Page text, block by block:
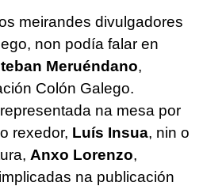
meirandes divulgadores
non podía falar en
Meruéndano,
Colón Galego.
na mesa por
rexedor, Luís Insua, nin o
Anxo Lorenzo,
na publicación